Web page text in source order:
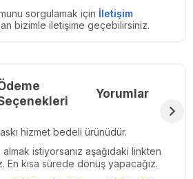
sorgulamak için İletişim
bizimle iletişime geçebilirsiniz.
Yorumlar
hizmet bedeli ürünüdür.
istiyorsanız aşağıdaki linkten
En kısa sürede dönüş yapacağız.